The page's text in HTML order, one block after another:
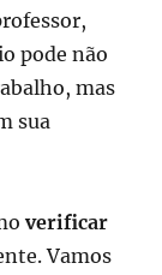
pode não
mas
sua
verificar
Vamos